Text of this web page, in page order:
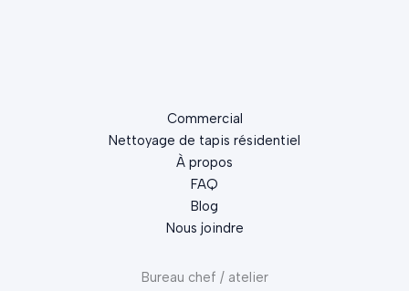
Commercial
Nettoyage de tapis résidentiel
À propos
FAQ
Blog
Nous joindre
Bureau chef / atelier